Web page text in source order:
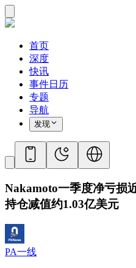
首页
深度
快讯
事件日历
专题
导航
发现
Nakamoto一季度净亏损
持仓减值约1.03亿美元
PA一线